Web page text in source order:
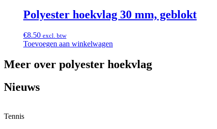
Polyester hoekvlag 30 mm, geblokt
€8.50 excl. btw
Toevoegen aan winkelwagen
Meer over polyester hoekvlag
Nieuws
Tennis